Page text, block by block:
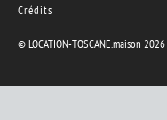
Crédits
© LOCATION-TOSCANE.maison 2026